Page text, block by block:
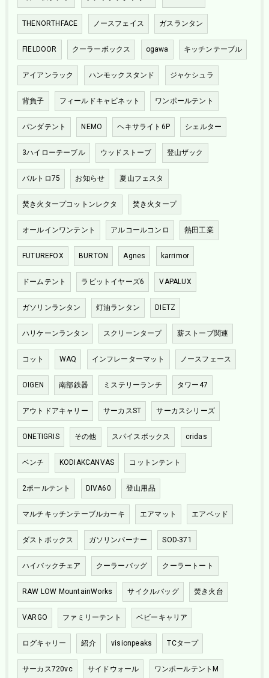
THENORTHFACE ノースフェイス ガスランタン
FIELDOOR クーラーボックス ogawa キッチンテーブル
アイアンラック ハンモックスタンド ジャケシュラ
背負子 フィールドキャビネット ワンポールテント
パンダテント NEMO ヘキサライト6P シェルター
3ハイローテーブル ウッドストーブ 登山ザック
バルトロ75 お知らせ 夏山フェスタ
焚き火タープコットンレクタ 焚き火タープ
オールインワンテント アルコールコンロ 熱田工業
FUTUREFOX BURTON Agnes karrimor
ドームテント ラビットイヤーズ6 VAPALUX
ガソリンランタン 灯油ランタン DIETZ
ハリケーンランタン スクリーンタープ 薪ストーブ関連
コット WAQ インフレーターマット ノースフェース
OIGEN 南部鉄器 ミステリーランチ タワー47
アウトドアキャリー サーカスST サーカスシリーズ
ONETIGRIS その他 スパイスボックス cridas
ベンチ KODIAKCANVAS コットンテント
2ポールテント DIVA60 登山用品
マルチキッチンテーブルカーキ エアマット エアベッド
ダストボックス ガソリンバーナー SOD-371
ハイバックチェア クーラーバッグ クーラートート
RAW LOW MountainWorks サイクルバッグ 焚き火台
VARGO ファミリーテント ベビーキャリア
ログキャリー 紹介 visionpeaks TCタープ
サーカス720vc サイドウォール ワンポールテントM